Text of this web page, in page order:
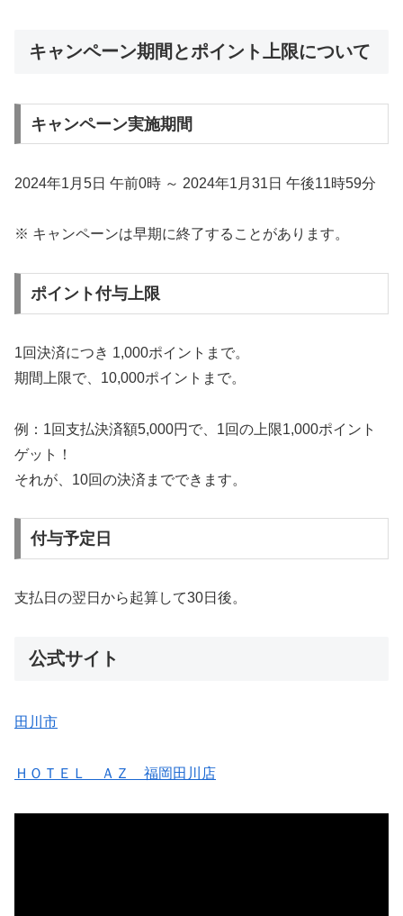
キャンペーン期間とポイント上限について
キャンペーン実施期間
2024年1月5日 午前0時 ～ 2024年1月31日 午後11時59分
※ キャンペーンは早期に終了することがあります。
ポイント付与上限
1回決済につき 1,000ポイントまで。
期間上限で、10,000ポイントまで。
例：1回支払決済額5,000円で、1回の上限1,000ポイント
ゲット！
それが、10回の決済までできます。
付与予定日
支払日の翌日から起算して30日後。
公式サイト
田川市
ＨＯＴＥＬ ＡＺ 福岡田川店